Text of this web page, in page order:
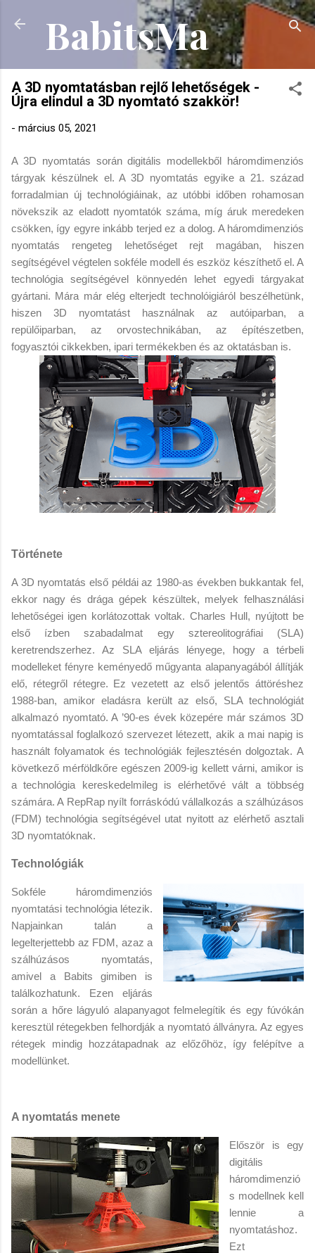
Ugrás a fő tartalomra
BabitsMa
A 3D nyomtatásban rejlő lehetőségek -
Újra elindul a 3D nyomtató szakkör!
- március 05, 2021
A 3D nyomtatás során digitális modellekből háromdimenziós
tárgyak készülnek el. A 3D nyomtatás egyike a 21. század
forradalmian új technológiáinak, az utóbbi időben rohamosan
növekszik az eladott nyomtatók száma, míg áruk meredeken
csökken, így egyre inkább terjed ez a dolog. A háromdimenziós
nyomtatás rengeteg lehetőséget rejt magában, hiszen
segítségével végtelen sokféle modell és eszköz készíthető el. A
technológia segítségével könnyedén lehet egyedi tárgyakat
gyártani. Mára már elég elterjedt technolóigiáról beszélhetünk,
hiszen 3D nyomtatást használnak az autóiparban, a
repülőiparban, az orvostechnikában, az építészetben,
fogyasztói cikkekben, ipari termékekben és az oktatásban is.
Története
A 3D nyomtatás első példái az 1980-as években bukkantak fel,
ekkor nagy és drága gépek készültek, melyek felhasználási
lehetőségei igen korlátozottak voltak. Charles Hull, nyújtott be
első ízben szabadalmat egy sztereolitográfiai (SLA)
keretrendszerhez. Az SLA eljárás lényege, hogy a térbeli
modelleket fényre keményedő műgyanta alapanyagából állítják
elő, rétegről rétegre. Ez vezetett az első jelentős áttöréshez
1988-ban, amikor eladásra került az első, SLA technológiát
alkalmazó nyomtató. A ’90-es évek közepére már számos 3D
nyomtatással foglalkozó szervezet létezett, akik a mai napig is
használt folyamatok és technológiák fejlesztésén dolgoztak. A
következő mérföldkőre egészen 2009-ig kellett várni, amikor is
a technológia kereskedelmileg is elérhetővé vált a többség
számára. A RepRap nyílt forráskódú vállalkozás a szálhúzásos
(FDM) technológia segítségével utat nyitott az elérhető asztali
3D nyomtatóknak.
Technológiák
Sokféle háromdimenziós
nyomtatási technológia létezik.
Napjainkan talán a
legelterjettebb az FDM, azaz a
szálhúzásos nyomtatás,
amivel a Babits gimiben is
találkozhatunk. Ezen eljárás
során a hőre lágyuló alapanyagot felmelegítik és egy fúvókán
keresztül rétegekben felhordják a nyomtató állványra. Az egyes
rétegek mindig hozzátapadnak az előzőhöz, így felépítve a
modellünket.
A nyomtatás menete
Először is egy
digitális
háromdimenzió
s modellnek kell
lennie a
nyomtatáshoz.
Ezt